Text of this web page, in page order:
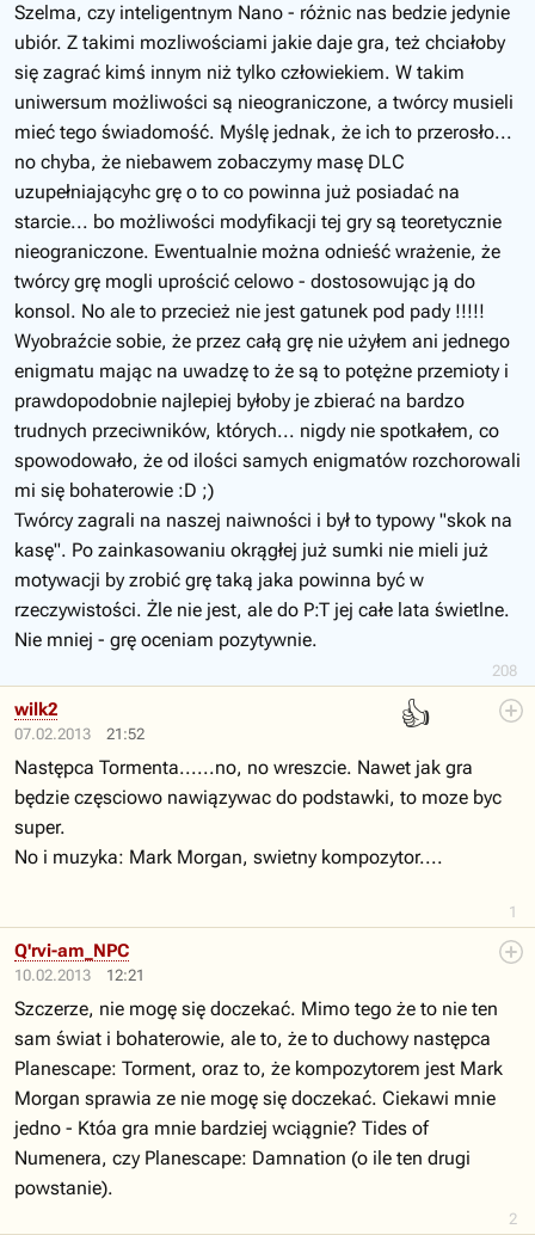
208
Szelma, czy inteligentnym Nano - różnic nas bedzie jedynie
ubiór. Z takimi mozliwościami jakie daje gra, też chciałoby
się zagrać kimś innym niż tylko człowiekiem. W takim
uniwersum możliwości są nieograniczone, a twórcy musieli
mieć tego świadomość. Myślę jednak, że ich to przerosło...
no chyba, że niebawem zobaczymy masę DLC
uzupełniającyhc grę o to co powinna już posiadać na
starcie... bo możliwości modyfikacji tej gry są teoretycznie
nieograniczone. Ewentualnie można odnieść wrażenie, że
twórcy grę mogli uprościć celowo - dostosowując ją do
konsol. No ale to przecież nie jest gatunek pod pady !!!!!
Wyobraźcie sobie, że przez całą grę nie użyłem ani jednego
enigmatu mając na uwadzę to że są to potężne przemioty i
prawdopodobnie najlepiej byłoby je zbierać na bardzo
trudnych przeciwników, których... nigdy nie spotkałem, co
spowodowało, że od ilości samych enigmatów rozchorowali
mi się bohaterowie :D ;)
Twórcy zagrali na naszej naiwności i był to typowy "skok na
kasę". Po zainkasowaniu okrągłej już sumki nie mieli już
motywacji by zrobić grę taką jaka powinna być w
rzeczywistości. Żle nie jest, ale do P:T jej całe lata świetlne.
Nie mniej - grę oceniam pozytywnie.
07.02.2013 21:52
👍
1
wilk2
Następca Tormenta......no, no wreszcie. Nawet jak gra
będzie częsciowo nawiązywac do podstawki, to moze byc
super.
No i muzyka: Mark Morgan, swietny kompozytor....
10.02.2013 12:21
2
Q'rvi-am_NPC
Szczerze, nie mogę się doczekać. Mimo tego że to nie ten
sam świat i bohaterowie, ale to, że to duchowy następca
Planescape: Torment, oraz to, że kompozytorem jest Mark
Morgan sprawia ze nie mogę się doczekać. Ciekawi mnie
jedno - Któa gra mnie bardziej wciągnie? Tides of
Numenera, czy Planescape: Damnation (o ile ten drugi
powstanie).